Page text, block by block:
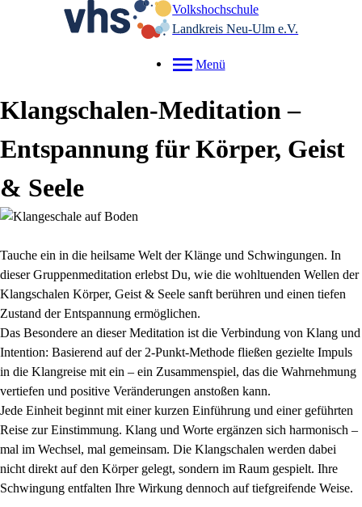
Volkshochschule
Landkreis Neu-Ulm e.V.
Menü
Klangschalen-Meditation –
Entspannung für Körper, Geist
& Seele
Tauche ein in die heilsame Welt der Klänge und Schwingungen. In
dieser Gruppenmeditation erlebst Du, wie die wohltuenden Wellen der
Klangschalen Körper, Geist & Seele sanft berühren und einen tiefen
Zustand der Entspannung ermöglichen.
Das Besondere an dieser Meditation ist die Verbindung von Klang und
Intention: Basierend auf der 2-Punkt-Methode fließen gezielte Impuls
in die Klangreise mit ein – ein Zusammenspiel, das die Wahrnehmung
vertiefen und positive Veränderungen anstoßen kann.
Jede Einheit beginnt mit einer kurzen Einführung und einer geführten
Reise zur Einstimmung. Klang und Worte ergänzen sich harmonisch –
mal im Wechsel, mal gemeinsam. Die Klangschalen werden dabei
nicht direkt auf den Körper gelegt, sondern im Raum gespielt. Ihre
Schwingung entfalten Ihre Wirkung dennoch auf tiefgreifende Weise.